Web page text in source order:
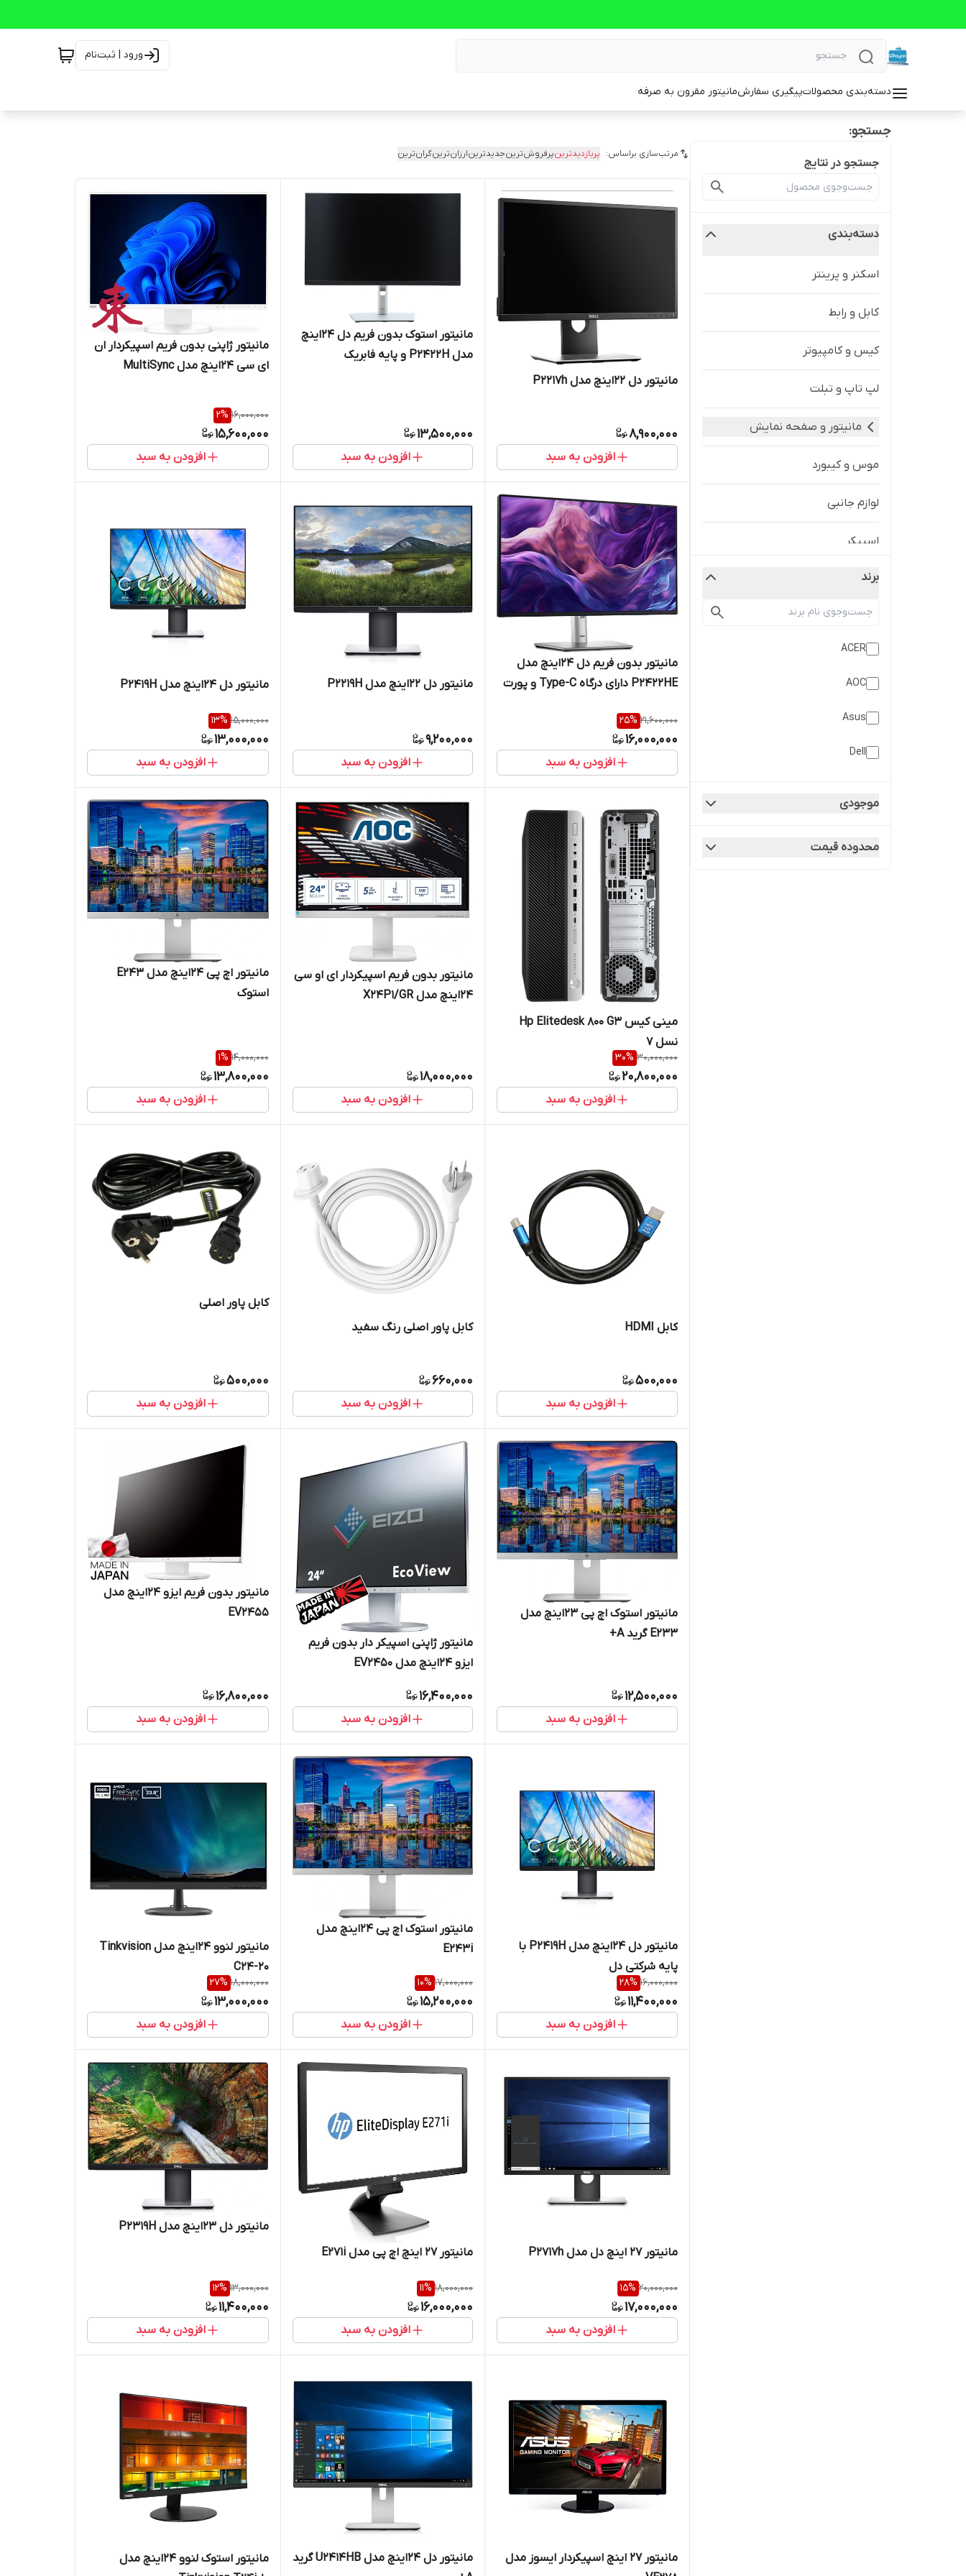
ورود | ثبت‌نام
دسته‌بندی محصولاتپیگیری سفارشمانیتور مقرون به صرفه
جستجو:
جستجو در نتایج
دسته‌بندی
اسکنر و پرینتر
کابل و رابط
کیس و کامپیوتر
لپ تاپ و تبلت
مانیتور و صفحه نمایش
موس و کیبورد
لوازم جانبی
اسپیکر
اولتراشارپ
مانیتور 2K
مانیتور اسپیکردار
مانیتور تایپ c
برند
ACER
AOC
Asus
Dell
Hp
موجودی
محدوده قیمت
مرتب‌سازی براساس: پربازدیدترینپرفروش‌ترینجدیدترینارزان‌ترینگران‌ترین
مانیتور دل 22اینچ مدل P2217h
8,900,000
افزودن به سبد
مانیتور استوک بدون فریم دل 24اینچ
مدل P2422H و پایه فابریک
13,500,000
افزودن به سبد
مانیتور ژاپنی بدون فریم اسپیکردار ان
ای سی 24اینچ مدل MultiSync
16,000,000
2%
15,600,000
افزودن به سبد
مانیتور بدون فریم دل 24اینچ مدل
P2422HE دارای درگاه Type-C و پورت
21,600,000
25%
16,000,000
افزودن به سبد
مانیتور دل 22اینچ مدل P2219H
9,200,000
افزودن به سبد
مانیتور دل 24اینچ مدل P2419H
15,000,000
13%
13,000,000
افزودن به سبد
مینی کیس Hp Elitedesk 800 G3
نسل 7
30,000,000
30%
20,800,000
افزودن به سبد
مانیتور بدون فریم اسپیکردار ای او سی
24اینچ مدل X24P1/GR
18,000,000
افزودن به سبد
مانیتور اچ پی 24اینچ مدل E243
استوک
14,000,000
1%
13,800,000
افزودن به سبد
کابل HDMI
500,000
افزودن به سبد
کابل پاور اصلی رنگ سفید
660,000
افزودن به سبد
کابل پاور اصلی
500,000
افزودن به سبد
مانیتور استوک اچ پی 23اینچ مدل
E233 گرید A+
12,500,000
افزودن به سبد
مانیتور ژاپنی اسپیکر دار بدون فریم
ایزو 24اینچ مدل EV2450
16,400,000
افزودن به سبد
مانیتور بدون فریم ایزو 24اینچ مدل
EV2455
16,800,000
افزودن به سبد
مانیتور دل 24اینچ مدل P2419H با
پایه شرکتی دل
16,000,000
28%
11,400,000
افزودن به سبد
مانیتور استوک اچ پی 24اینچ مدل
E243i
17,000,000
10%
15,200,000
افزودن به سبد
مانیتور لنوو 24اینچ مدل Tinkvision
C24-20
18,000,000
27%
13,000,000
افزودن به سبد
مانیتور 27 اینچ دل مدل P2717h
20,000,000
15%
17,000,000
افزودن به سبد
مانیتور 27 اینچ اچ پی مدل E271i
18,000,000
11%
16,000,000
افزودن به سبد
مانیتور دل 23اینچ مدل P2319H
13,000,000
12%
11,400,000
افزودن به سبد
مانیتور 27 اینچ اسپیکردار ایسوز مدل
مانیتور دل 24اینچ مدل U2414HB گرید
مانیتور استوک لنوو 24اینچ مدل